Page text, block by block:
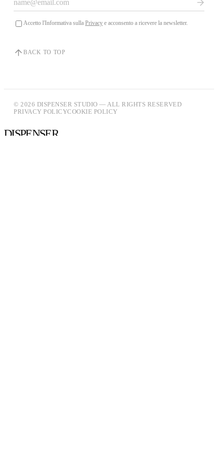
Accetto l'Informativa sulla Privacy e acconsento a ricevere la newsletter.
BACK TO TOP
© 2026 DISPENSER STUDIO — ALL RIGHTS RESERVED
PRIVACY POLICYCOOKIE POLICY
DISPENSER